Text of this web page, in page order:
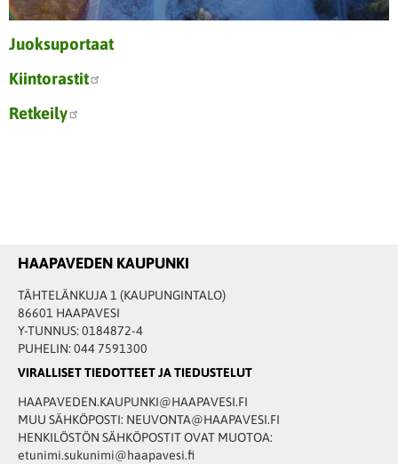
Juoksuportaat
Kiintorastit
Retkeily
HAAPAVEDEN KAUPUNKI
TÄHTELÄNKUJA 1 (KAUPUNGINTALO)
86601 HAAPAVESI
Y-TUNNUS: 0184872-4
PUHELIN: 044 7591300
VIRALLISET TIEDOTTEET JA TIEDUSTELUT
HAAPAVEDEN.KAUPUNKI@HAAPAVESI.FI
MUU SÄHKÖPOSTI: NEUVONTA@HAAPAVESI.FI
HENKILÖSTÖN SÄHKÖPOSTIT OVAT MUOTOA:
etunimi.sukunimi@haapavesi.fi